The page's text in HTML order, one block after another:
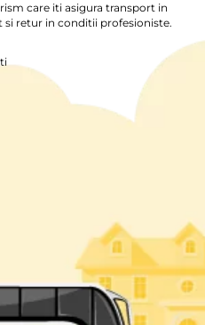
care iti asigura transport in
retur in conditii profesioniste.